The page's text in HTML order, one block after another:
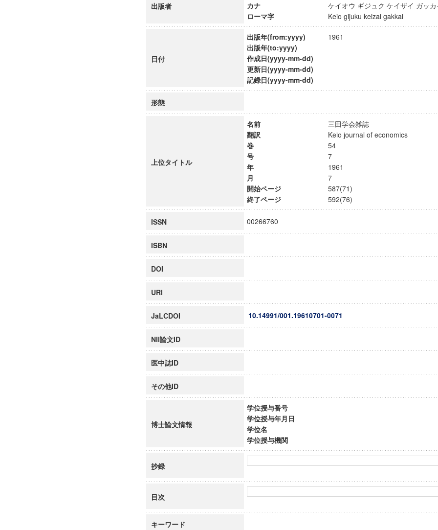
慶應義塾大学グローバルCOEプログラム市民社会ガバナンス教育研究センター
慶應義塾大学グローバルCOEプログラム論理と感性の先端的教育研究拠点
博士課程教育リーディングプログラム「超成熟社会発展のサイエンス」
出版者
カナ
ケイオウ ギジュク ケイザイ ガ
ローマ字
Keio gijuku keizai gakkai
日付
出版年(from:yyyy)
1961
出版年(to:yyyy)
作成日(yyyy-mm-dd)
更新日(yyyy-mm-dd)
記録日(yyyy-mm-dd)
形態
上位タイトル
名前
三田学会雑誌
翻訳
Keio journal of economics
巻
54
号
7
年
1961
月
7
開始ページ
587(71)
終了ページ
592(76)
ISSN 00266760
ISBN
DOI
URI
JaLCDOI 10.14991/001.19610701-0071
NII論文ID
医中誌ID
その他ID
博士論文情報
学位授与番号
学位授与年月日
学位名
学位授与機関
抄録
目次
キーワード